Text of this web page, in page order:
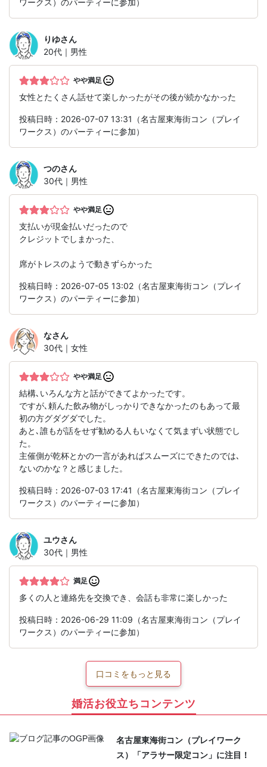
ワークス）のパーティーに参加）
りゆさん
20代｜男性
やや満足
女性とたくさん話せて楽しかったがその後が続かなかった
投稿日時：2026-07-07 13:31（名古屋東海街コン（プレイ
ワークス）のパーティーに参加）
つのさん
30代｜男性
やや満足
支払いが現金払いだったので
クレジットでしまかった、
席がトレスのようで動きずらかった
投稿日時：2026-07-05 13:02（名古屋東海街コン（プレイ
ワークス）のパーティーに参加）
なさん
30代｜女性
やや満足
結構､いろんな方と話ができてよかったです。
ですが､頼んた飲み物がしっかりできなかったのもあって最
初の方グダグダでした。
あと､誰もが話をせず勧める人もいなくて気まずい状態でし
た。
主催側が乾杯とかの一言があればスムーズにできたのでは､
ないのかな？と感じました。
投稿日時：2026-07-03 17:41（名古屋東海街コン（プレイ
ワークス）のパーティーに参加）
ユウさん
30代｜男性
満足
多くの人と連絡先を交換でき、会話も非常に楽しかった
投稿日時：2026-06-29 11:09（名古屋東海街コン（プレイ
ワークス）のパーティーに参加）
口コミをもっと見る
婚活お役立ちコンテンツ
名古屋東海街コン（プレイワーク
ス）「アラサー限定コン」に注目！